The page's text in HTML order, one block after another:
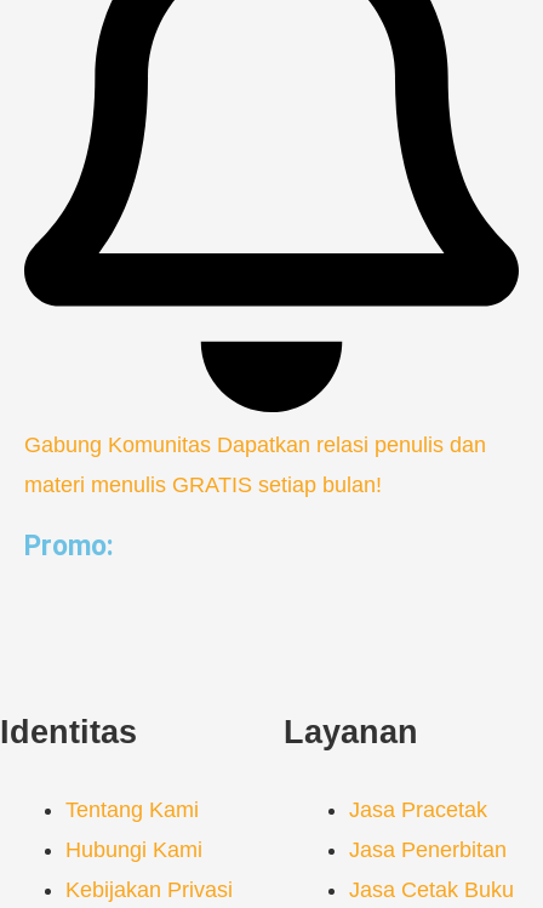
Gabung Komunitas Dapatkan relasi penulis dan
materi menulis GRATIS setiap bulan!
Promo:
Identitas
Tentang Kami
Hubungi Kami
Kebijakan Privasi
Layanan
Jasa Pracetak
Jasa Penerbitan
Jasa Cetak Buku